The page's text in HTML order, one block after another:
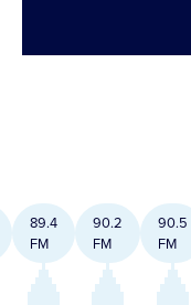
89.4
FM
90.2
FM
90.5
FM